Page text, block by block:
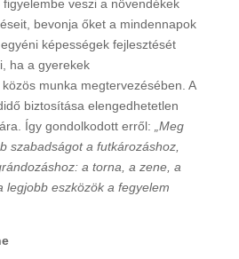
figyelembe veszi a növendékek
bevonja őket a mindennapok
képességek fejlesztését
ha a gyerekek
munka megtervezésében. A
biztosítása elengedhetetlen
Így gondolkodott erről:
„Meg
szabadságot a futkározáshoz,
a torna, a zene, a
legjobb eszközök a fegyelem